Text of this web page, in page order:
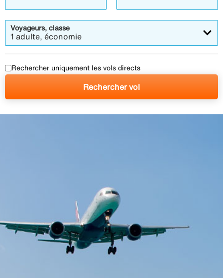
Voyageurs, classe
1 adulte, économie
Rechercher uniquement les vols directs
Rechercher vol